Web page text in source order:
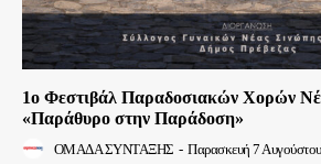
1ο Φεστιβάλ Παραδοσιακών Χορών
«Παράθυρο στην Παράδοση»
ΟΜΑΔΑ ΣΥΝΤΑΞΗΣ - Παρασκευή 7